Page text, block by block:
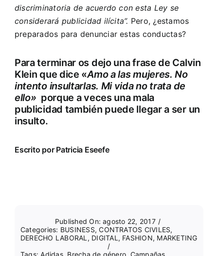
discriminatoria de acuerdo con esta Ley se
considerará publicidad ilícita”. Pero, ¿estamos
preparados para denunciar estas conductas?
Para terminar os dejo una frase de Calvin
Klein que dice «Amo a las mujeres. No
intento insultarlas. Mi vida no trata de
ello» porque a veces una mala
publicidad también puede llegar a ser un
insulto.
Escrito por Patricia Eseefe
Published On: agosto 22, 2017 /
Categories: BUSINESS,CONTRATOS CIVILES,
DERECHO LABORAL , DIGITAL , FASHION, MARKETING
/
Tags:Adidas, Brecha de género, Campañas